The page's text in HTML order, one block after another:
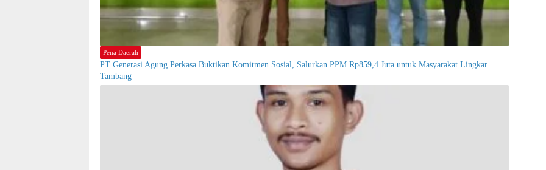
Pena Daerah
PT Generasi Agung Perkasa Buktikan Komitmen Sosial, Salurkan PPM Rp859,4 Juta untuk Masyarakat Lingkar
Tambang